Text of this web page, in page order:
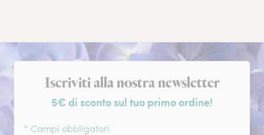
Iscrizione alla newsletter
Iscriviti alla nostra newsletter
5€ di sconto sul tuo primo ordine!
* Campi obbligatori